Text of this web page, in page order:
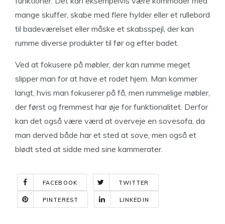
mange skuffer, skabe med flere hylder eller et rullebord
til badeværelset eller måske et skabsspejl, der kan
rumme diverse produkter til før og efter badet.
Ved at fokusere på møbler, der kan rumme meget
slipper man for at have et rodet hjem. Man kommer
langt, hvis man fokuserer på få, men rummelige møbler,
der først og fremmest har øje for funktionalitet. Derfor
kan det også være værd at overveje en sovesofa, da
man derved både har et sted at sove, men også et
blødt sted at sidde med sine kammerater.
FACEBOOK TWITTER
PINTEREST LINKEDIN